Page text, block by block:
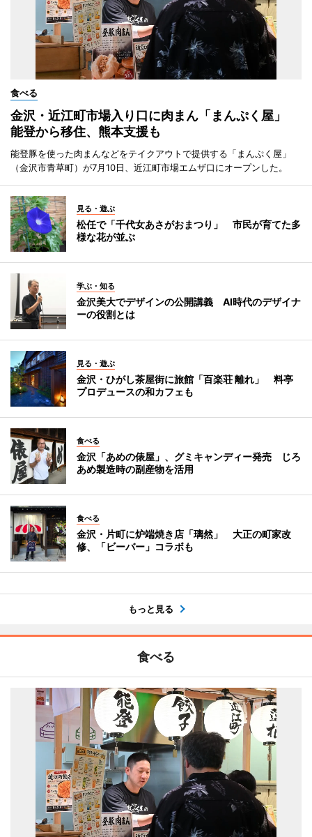
食べる
金沢・近江町市場入り口に肉まん「まんぷく屋」
能登から移住、熊本支援も
能登豚を使った肉まんなどをテイクアウトで提供する「まんぷく屋」
（金沢市青草町）が7月10日、近江町市場エムザ口にオープンした。
見る・遊ぶ
松任で「千代女あさがおまつり」 市民が育てた多
様な花が並ぶ
学ぶ・知る
金沢美大でデザインの公開講義 AI時代のデザイナ
ーの役割とは
見る・遊ぶ
金沢・ひがし茶屋街に旅館「百楽荘 離れ」 料亭
プロデュースの和カフェも
食べる
金沢「あめの俵屋」、グミキャンディー発売 じろ
あめ製造時の副産物を活用
食べる
金沢・片町に炉端焼き店「璃然」 大正の町家改
修、「ビーバー」コラボも
もっと見る
食べる